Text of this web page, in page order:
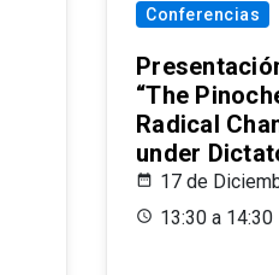
Conferencias
“The
Radical
under
17 de
13:30 a 14:30